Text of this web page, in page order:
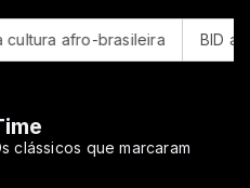
afro-brasileira BID
clássicos que marcaram